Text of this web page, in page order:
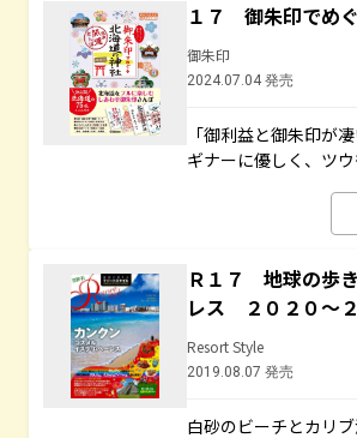
１７ 御朱印でめ
御朱印
2024.07.04 発売
「御利益と御朱印が
ギナーに優しく、ツウ
Ｒ１７ 地球の歩
レス ２０２０～
Resort Style
2019.08.07 発売
白砂のビーチとカリ